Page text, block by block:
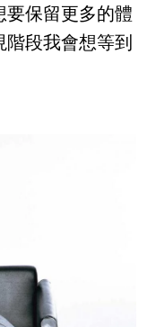
要保留更多的體
段我會想等到